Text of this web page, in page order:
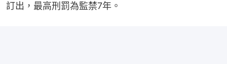
訂出，最高刑罰為監禁7年。